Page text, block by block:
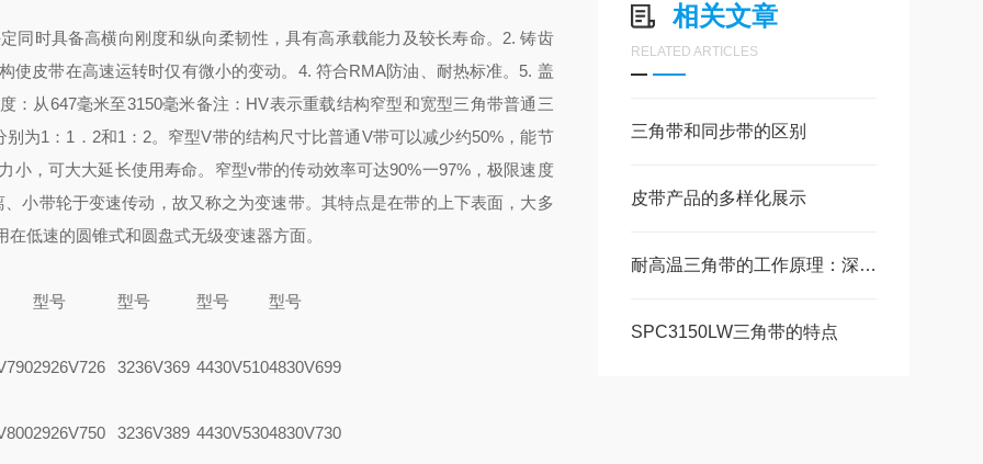
相关文章
RELATED ARTICLES
三角带和同步带的区别
皮带产品的多样化展示
耐高温三角带的工作原理：深入了解其功能
SPC3150LW三角带的特点
同时具备高横向刚度和纵向柔韧性，具有高承载能力及较长寿命。 2. 铸齿
使皮带在高速运转时仅有微小的变动。 4. 符合RMA防油、耐热标准。 5. 盖
：从647毫米至3150毫米备注：HV表示重载结构窄型和宽型三角带普通三
为1：1．2和1：2。窄型V带的结构尺寸比普通V带可以减少约50%，能节
小，可大大延长使用寿命。窄型v带的传动效率可达90%一97%，极限速度
小带轮于变速传动，故又称之为变速带。其特点是在带的上下表面，大多
低速的圆锥式和圆盘式无级变速器方面。
型号 型号 型号 型号
2926V726 3236V369 4430V5104830V699
2926V750 3236V389 4430V5304830V730